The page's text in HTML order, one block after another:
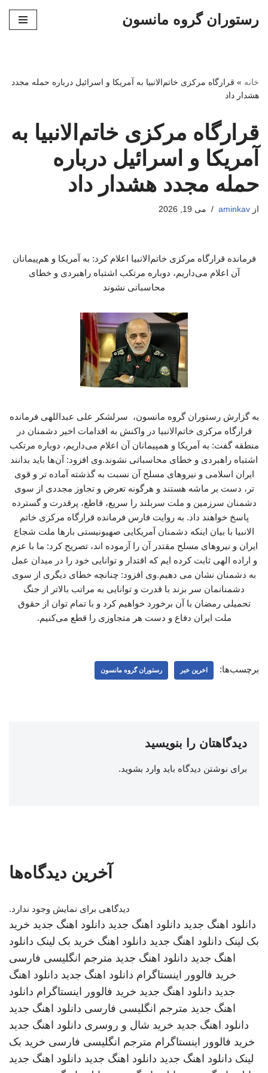
رستوران گروه مانسون
خانه » قرارگاه مرکزی خاتم‌الانبیا به آمریکا و اسرائیل درباره حمله مجدد
هشدار داد
قرارگاه مرکزی خاتم‌الانبیا به
آمریکا و اسرائیل درباره
حمله مجدد هشدار داد
از aminkav می 19, 2026
فرمانده قرارگاه مرکزی خاتم‌الانبیا اعلام کرد: به آمریکا و هم‌پیمانان
آن اعلام می‌داریم، دوباره مرتکب اشتباه راهبردی و خطای
محاسباتی نشوند
به گزارش رستوران گروه مانسون، سرلشکر علی عبداللهی فرمانده
قرارگاه مرکزی خاتم‌الانبیا در واکنش به اقدامات اخیر دشمنان در
منطقه گفت: به آمریکا و همپیمانان آن اعلام می‌داریم، دوباره مرتکب
اشتباه راهبردی و خطای محاسباتی نشوند.وی افزود: آن‌ها باید بدانند
ایران اسلامی و نیروهای مسلح آن نسبت به گذشته آماده تر و قوی
تر، دست بر ماشه هستند و هرگونه تعرض و تجاوز مجددی از سوی
دشمنان سرزمین و ملت سربلند را سریع، قاطع، پرقدرت و گسترده
پاسخ خواهند داد. به روایت فارس فرمانده قرارگاه مرکزی خاتم
الانبیا با بیان اینکه دشمنان آمریکایی صهیونیستی بارها ملت شجاع
ایران و نیروهای مسلح مقتدر آن را آزموده اند، تصریح کرد: ما با عزم
و اراده الهی ثابت کرده ایم که اقتدار و توانایی خود را در میدان عمل
به دشمنان نشان می دهیم.وی افزود: چنانچه خطای دیگری از سوی
دشمنانمان سر بزند با قدرت و توانایی به مراتب بالاتر از جنگ
تحمیلی رمضان با آن برخورد خواهیم کرد و با تمام توان از حقوق
ملت ایران دفاع و دست هر متجاوزی را قطع می‌کنیم.
برچسب‌ها: اخرین خبر رستوران گروه مانسون
دیدگاهتان را بنویسید
برای نوشتن دیدگاه باید وارد بشوید.
آخرین دیدگاه‌ها
دیدگاهی برای نمایش وجود ندارد.
دانلود اهنگ جدید دانلود اهنگ جدید دانلود اهنگ جدید خرید
بک لینک دانلود اهنگ جدید دانلود اهنگ خرید بک لینک دانلود
اهنگ جدید دانلود اهنگ جدید مترجم انگلیسی فارسی
خرید فالوور اینستاگرام دانلود اهنگ جدید دانلود اهنگ
جدید دانلود اهنگ جدید خرید فالوور اینستاگرام دانلود
اهنگ جدید مترجم انگلیسی فارسی دانلود اهنگ جدید
دانلود اهنگ جدید خرید شال و روسری دانلود اهنگ جدید
خرید فالوور اینستاگرام مترجم انگلیسی فارسی خرید بک
لینک دانلود اهنگ جدید دانلود اهنگ جدید دانلود اهنگ جدید